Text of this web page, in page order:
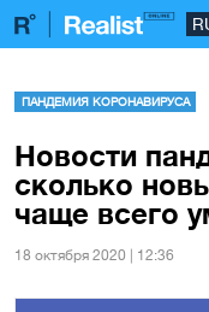
ПАНДЕМИЯ КОРОНАВИРУСА
Новости
сколько
чаще всего
18 октября 2020 | 12:36